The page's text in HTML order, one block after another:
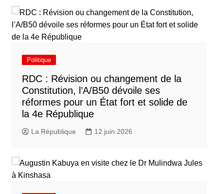
Politique
RDC : Révision ou changement de la
Constitution, l’A/B50 dévoile ses
réformes pour un État fort et solide de
la 4e République
La République 12 juin 2026